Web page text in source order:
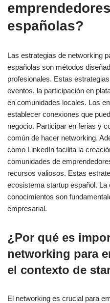
españolas?
Las estrategias de networking
españolas son métodos
profesionales. Estas
eventos, la participación en
en comunidades locales. Los
establecer conexiones que
negocio. Participar en ferias y
común de hacer networking.
como LinkedIn facilita la
comunidades de
recursos valiosos. Estas
ecosistema startup español.
conocimientos son
empresarial.
¿Por qué es
networking para
el contexto de
El networking es crucial para